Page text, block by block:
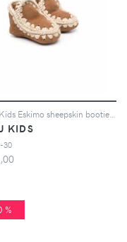
KIDS
30